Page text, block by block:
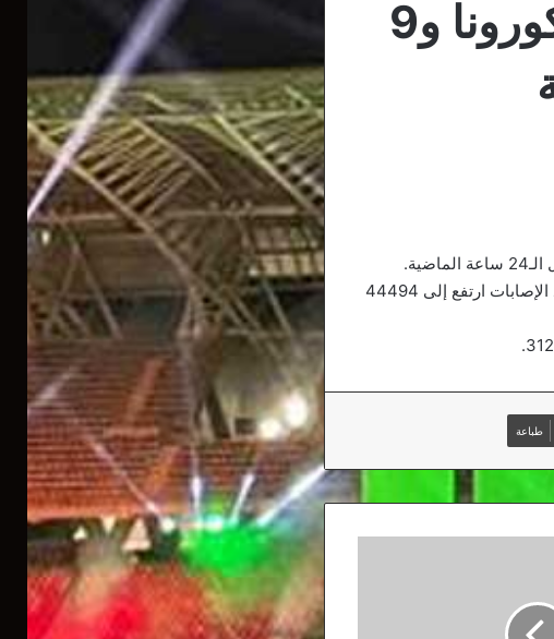
تسجيل 348 إصابة بفيروس كورونا و9
وحسب ما كشف عنه رئيس لجنة متابعة ورصد فيروس كورونا، جمال فورار، فإن عدد الإصابات ارتفع إلى 44494
طباعة